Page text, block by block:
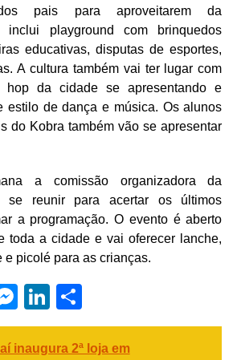
dos pais para aproveitarem da
inclui playground com brinquedos
educativas, disputas de esportes,
A cultura também vai ter lugar com
da cidade se apresentando e
estilo de dança e música. Os alunos
do Kobra também vão se apresentar
a comissão organizadora da
se reunir para acertar os últimos
a programação. O evento é aberto
toda a cidade e vai oferecer lanche,
e picolé para as crianças.
Messenger
LinkedIn
inaugura 2ª loja em